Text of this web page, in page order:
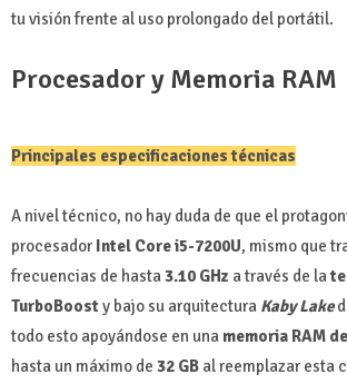
tu visión frente al uso prolongado del portátil.
Procesador y Memoria RAM
Principales especificaciones técnicas
A nivel técnico, no hay duda de que el
procesador Intel Core i5-7200U, mismo que
frecuencias de hasta3.10 GHz a través de la
TurboBoosty bajo su arquitectura Kaby Lake
todo esto apoyándose en una memoria RAM
hasta un máximo de 32 GB al reemplazar esta